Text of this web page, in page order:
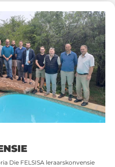
Die FELSISA leraarskonvensie